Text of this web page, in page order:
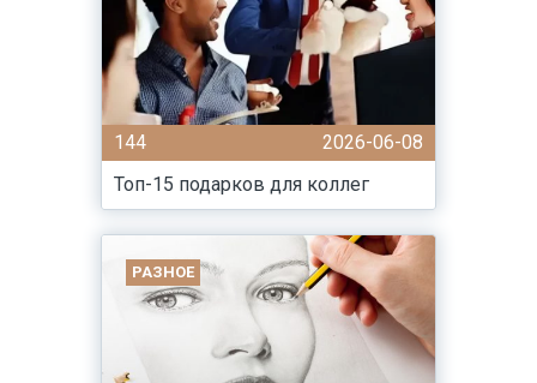
144
2026-06-08
Топ-15 подарков для коллег
РАЗНОЕ